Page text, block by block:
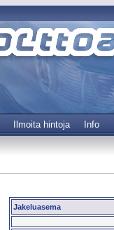
Ilmoita hintoja Info
Jakeluasema